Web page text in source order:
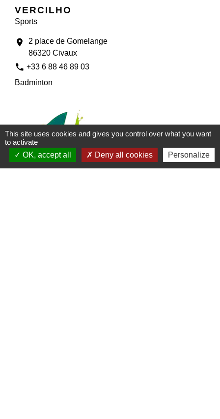
VERCILHO
Sports
location_on
2 place de Gomelange
86320 Civaux
phone +33 6 88 46 89 03
Badminton
This site uses cookies and gives you control over what you want
to activate
OK, accept all
Deny all cookies Personalize